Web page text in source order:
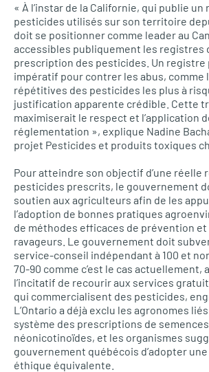
« À l’instar de la Californie, qui publie
pesticides utilisés sur son territoire
doit se positionner comme leader au
accessibles publiquement les registres
prescription des pesticides. Un registre
impératif pour contrer les abus, comme
répétitives des pesticides les plus à
justification apparente crédible. Cette
maximiserait le respect et l’application
réglementation », explique Nadine
projet Pesticides et produits toxiques
Pour atteindre son objectif d’une réelle
pesticides prescrits, le gouvernement
soutien aux agriculteurs afin de les
l’adoption de bonnes pratiques
de méthodes efficaces de prévention
ravageurs. Le gouvernement doit
service-conseil indépendant à 100 et
70-90 comme c’est le cas actuellement,
l’incitatif de recourir aux services
qui commercialisent des pesticides,
L’Ontario a déjà exclu les agronomes
système des prescriptions de
néonicotinoïdes, et les organismes
gouvernement québécois d’adopter
éthique équivalente.